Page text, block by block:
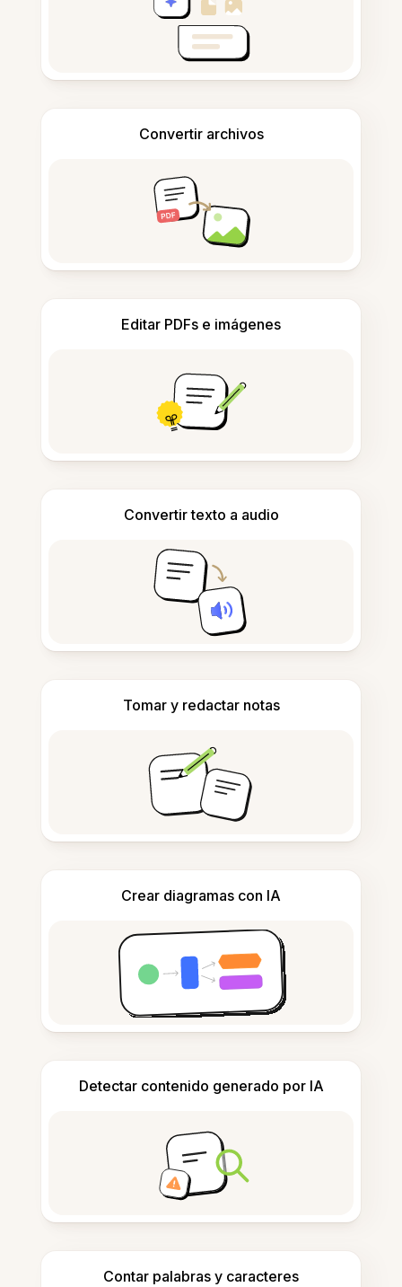
Convertir archivos
Editar PDFs e imágenes
Convertir texto a audio
Tomar y redactar notas
Crear diagramas con IA
Detectar contenido generado por IA
Contar palabras y caracteres